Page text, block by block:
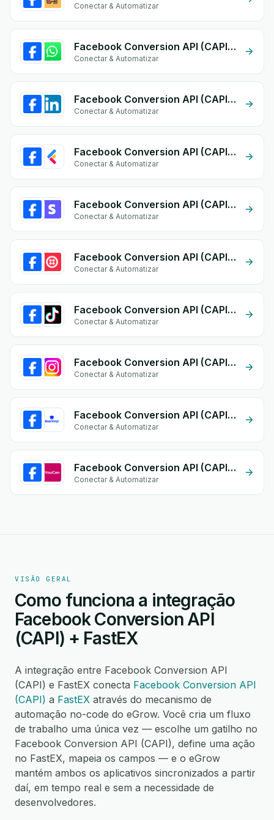
Conectar & Automatizar
Facebook Conversion API (CAPI) + Whatsapp API
Conectar & Automatizar
Facebook Conversion API (CAPI) + Linkedin form
Conectar & Automatizar
Facebook Conversion API (CAPI) + lightfunnels
Conectar & Automatizar
Facebook Conversion API (CAPI) + Stripe
Conectar & Automatizar
Facebook Conversion API (CAPI) + Twilio
Conectar & Automatizar
Facebook Conversion API (CAPI) + TikTok Inbox
Conectar & Automatizar
Facebook Conversion API (CAPI) + Instagram
Conectar & Automatizar
Facebook Conversion API (CAPI) + Storeep
Conectar & Automatizar
Facebook Conversion API (CAPI) + YouCan
Conectar & Automatizar
VISÃO GERAL
Como funciona a integração
Facebook Conversion API
(CAPI) + FastEX
A integração entre Facebook Conversion API
(CAPI) e FastEX conecta Facebook Conversion API
(CAPI) a FastEX através do mecanismo de
automação no-code do eGrow. Você cria um fluxo
de trabalho uma única vez — escolhe um gatilho no
Facebook Conversion API (CAPI), define uma ação
no FastEX, mapeia os campos — e o eGrow
mantém ambos os aplicativos sincronizados a partir
daí, em tempo real e sem a necessidade de
desenvolvedores.